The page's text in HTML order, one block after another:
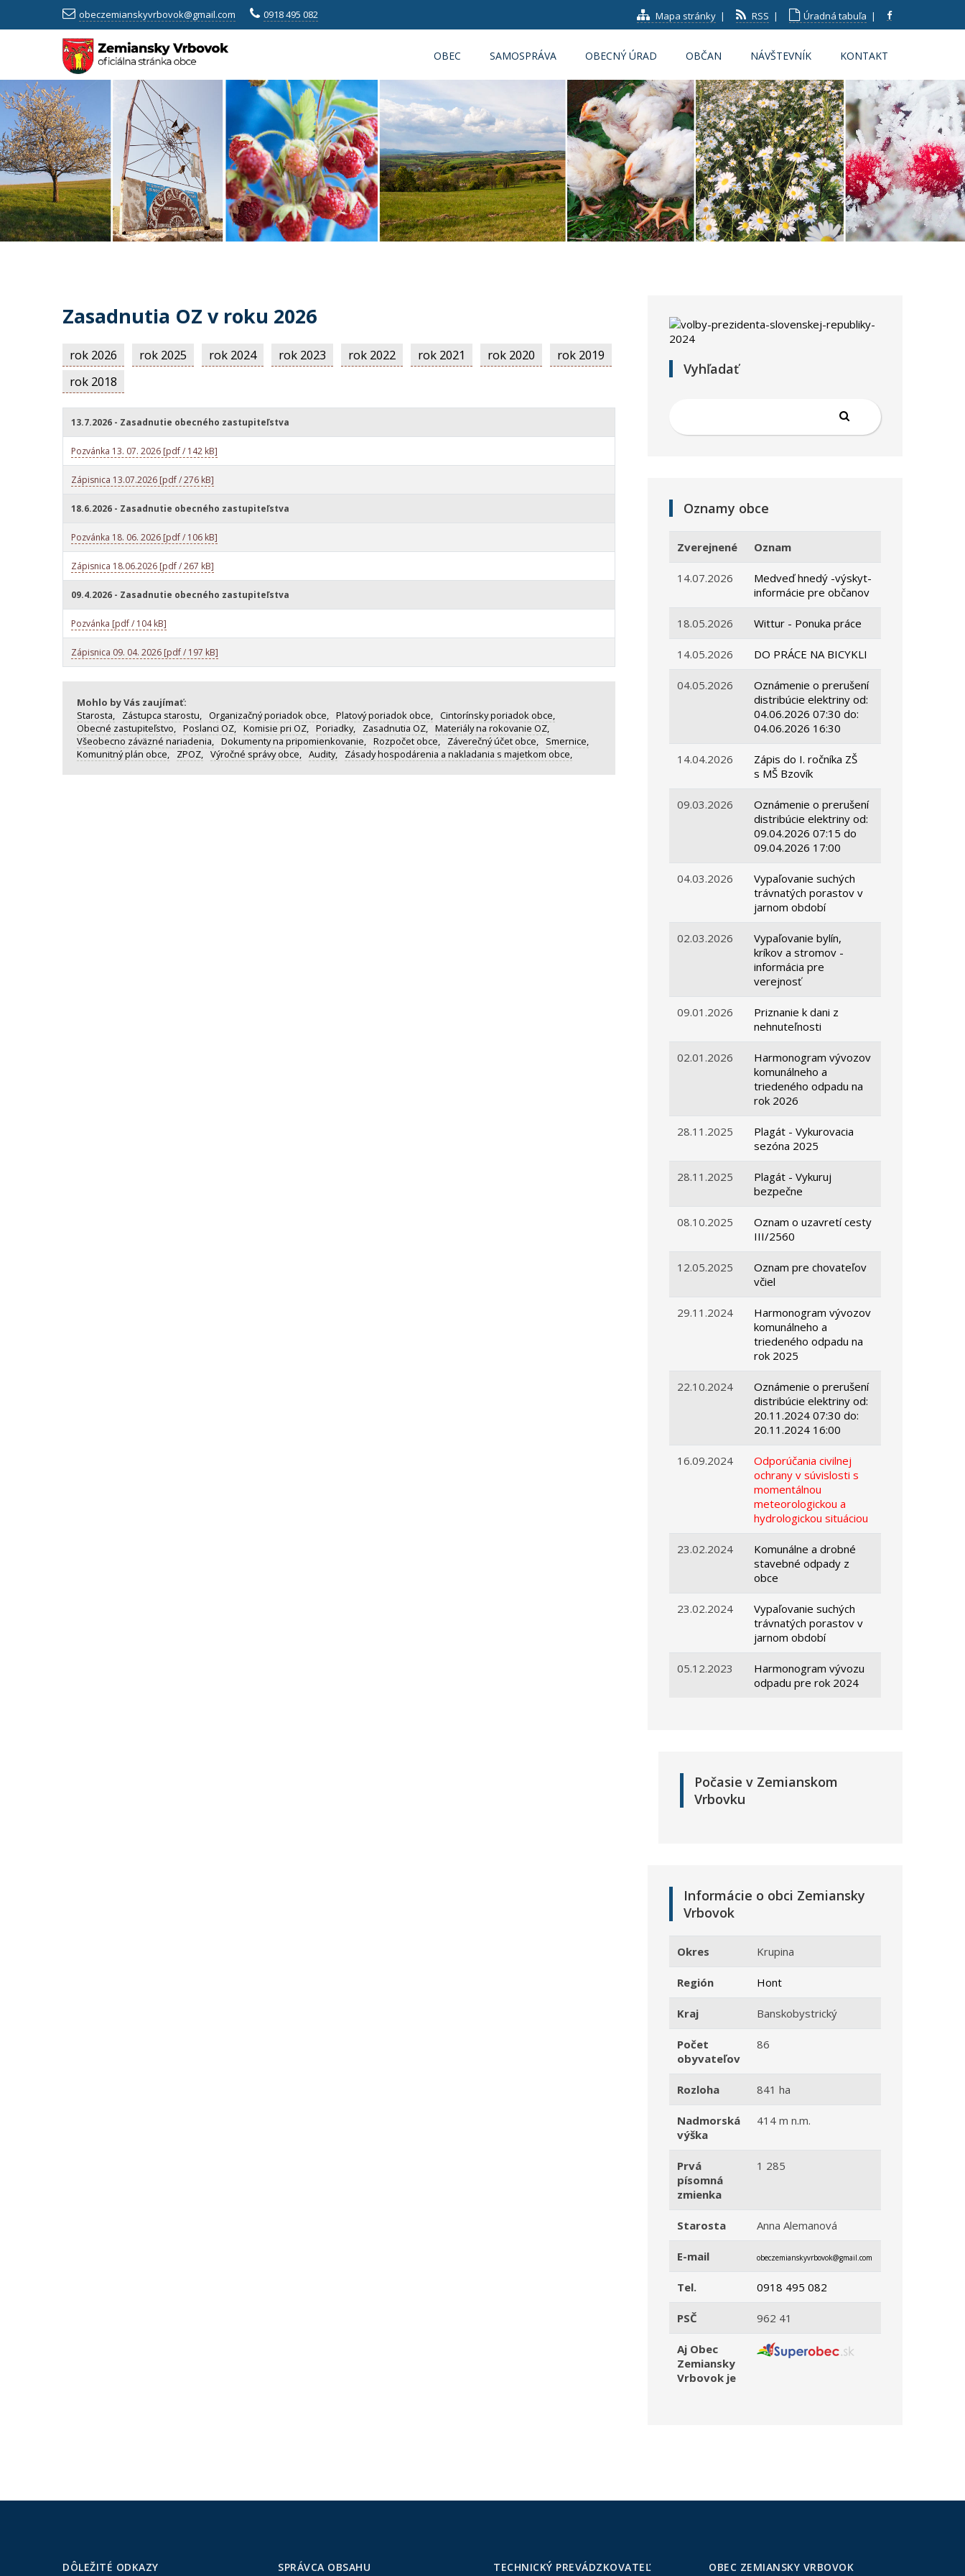
obeczemianskyvrbovok@gmail.com 0918 495 082 Mapa stránky | RSS | Úradná tabuľa |
OBEC SAMOSPRÁVA OBECNÝ ÚRAD OBČAN NÁVŠTEVNÍK KONTAKT
Zasadnutia OZ v roku 2026
rok 2026 rok 2025 rok 2024 rok 2023 rok 2022 rok 2021 rok 2020
rok 2019
rok 2018
13.7.2026 - Zasadnutie obecného zastupiteľstva
Pozvánka 13. 07. 2026 [pdf / 142 kB]
Zápisnica 13.07.2026 [pdf / 276 kB]
18.6.2026 - Zasadnutie obecného zastupiteľstva
Pozvánka 18. 06. 2026 [pdf / 106 kB]
Zápisnica 18.06.2026 [pdf / 267 kB]
09.4.2026 - Zasadnutie obecného zastupiteľstva
Pozvánka [pdf / 104 kB]
Zápisnica 09. 04. 2026 [pdf / 197 kB]
Mohlo by Vás zaujímať:
Starosta,
Zástupca starostu, Organizačný poriadok obce, Platový poriadok obce, Cintorínsky poriadok obce,
Obecné zastupiteľstvo, Poslanci OZ, Komisie pri OZ, Poriadky, Zasadnutia OZ, Materiály na rokovanie OZ,
Všeobecno záväzné nariadenia, Dokumenty na pripomienkovanie, Rozpočet obce, Záverečný účet obce,
Smernice,
Komunitný plán obce,
ZPOZ, Výročné správy obce, Audity, Zásady hospodárenia a nakladania s majetkom obce,
Vyhľadať
Oznamy obce
Zverejnené Oznam
14.07.2026
Medveď hnedý -výskyt-
informácie pre občanov
18.05.2026 Wittur - Ponuka práce
14.05.2026 DO PRÁCE NA BICYKLI
04.05.2026
Oznámenie o prerušení
distribúcie elektriny od:
04.06.2026 07:30 do:
04.06.2026 16:30
14.04.2026
Zápis do I. ročníka ZŠ
s MŠ Bzovík
09.03.2026
Oznámenie o prerušení
distribúcie elektriny od:
09.04.2026 07:15 do
09.04.2026 17:00
04.03.2026
Vypaľovanie suchých
trávnatých porastov v
jarnom období
02.03.2026
Vypaľovanie bylín,
kríkov a stromov -
informácia pre
verejnosť
09.01.2026
Priznanie k dani z
nehnuteľnosti
02.01.2026
Harmonogram vývozov
komunálneho a
triedeného odpadu na
rok 2026
28.11.2025
Plagát - Vykurovacia
sezóna 2025
28.11.2025
Plagát - Vykuruj
bezpečne
08.10.2025
Oznam o uzavretí cesty
III/2560
12.05.2025
Oznam pre chovateľov
včiel
29.11.2024
Harmonogram vývozov
komunálneho a
triedeného odpadu na
rok 2025
22.10.2024
Oznámenie o prerušení
distribúcie elektriny od:
20.11.2024 07:30 do:
20.11.2024 16:00
16.09.2024
Odporúčania civilnej
ochrany v súvislosti s
momentálnou
meteorologickou a
hydrologickou situáciou
23.02.2024
Komunálne a drobné
stavebné odpady z
obce
23.02.2024
Vypaľovanie suchých
trávnatých porastov v
jarnom období
05.12.2023
Harmonogram vývozu
odpadu pre rok 2024
Počasie v Zemianskom
Vrbovku
Informácie o obci Zemiansky
Vrbovok
Okres Krupina
Región Hont
Kraj Banskobystrický
Počet
obyvateľov
86
Rozloha 841 ha
Nadmorská
výška
414 m n.m.
Prvá
písomná
zmienka
1 285
Starosta Anna Alemanová
E-mail obeczemianskyvrbovok@gmail.com
Tel. 0918 495 082
PSČ 962 41
Aj Obec
Zemiansky
Vrbovok je
DÔLEŽITÉ ODKAZY SPRÁVCA OBSAHU TECHNICKÝ PREVÁDZKOVATEĽ OBEC ZEMIANSKY VRBOVOK